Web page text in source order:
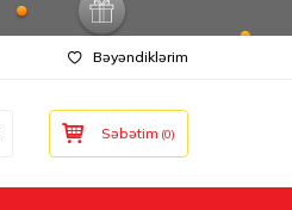
Bəyəndiklərim
Səbətim (0)